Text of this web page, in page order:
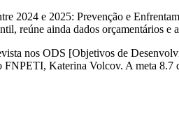
2024 e 2025: Prevenção e
reúne ainda dados orçamentários e
nos ODS [Objetivos de
FNPETI, Katerina Volcov. A meta